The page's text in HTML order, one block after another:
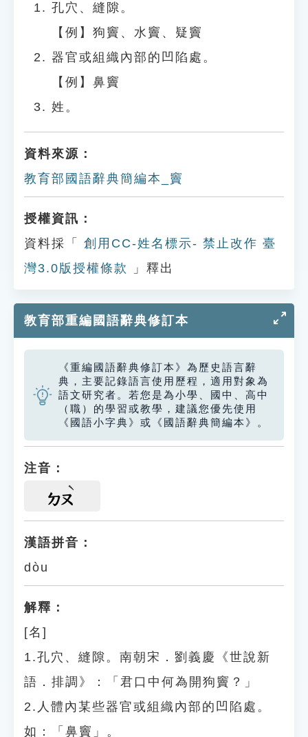
孔穴、縫隙。
【例】狗竇、水竇、疑竇
器官或組織內部的凹陷處。
【例】鼻竇
姓。
資料來源：
教育部國語辭典簡編本_竇
授權資訊：
資料採「
創用CC-姓名標示- 禁止改作 臺
灣3.0版授權條款
」釋出
教育部重編國語辭典修訂本
《重編國語辭典修訂本》為歷史語言辭
典，主要記錄語言使用歷程，適用對象為
語文研究者。若您是為小學、國中、高中
（職）的學習或教學，建議您優先使用
《國語小字典》或《國語辭典簡編本》。
注音：
ㄉㄡ
漢語拼音：
dòu
解釋：
[名]
1.孔穴、縫隙。南朝宋．劉義慶《世說新
語．排調》：「君口中何為開狗竇？」
2.人體內某些器官或組織內部的凹陷處。
如：「鼻竇」。